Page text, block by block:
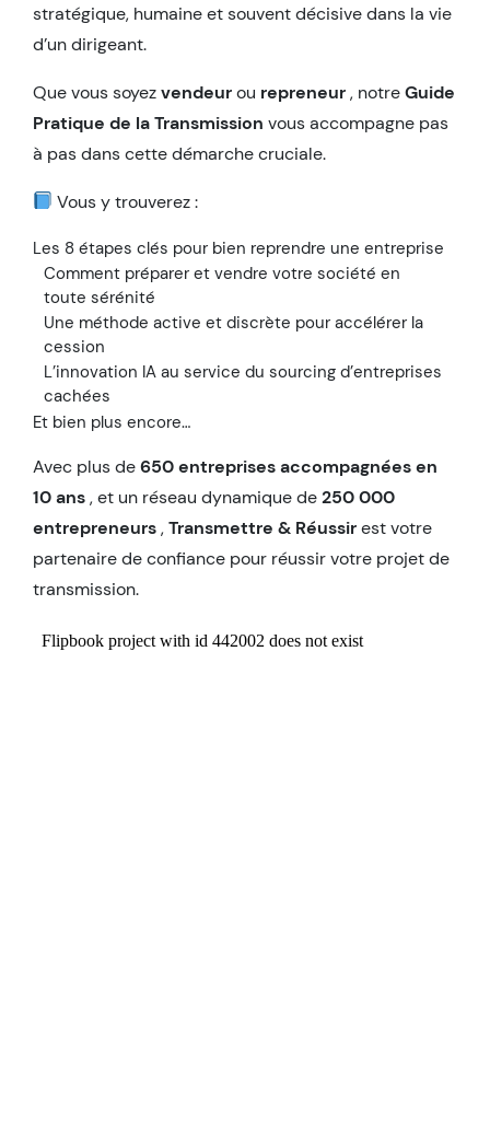
stratégique, humaine et souvent décisive dans la vie
d’un dirigeant.
Que vous soyezvendeurou repreneur, notreGuide
Pratique de la Transmission vous accompagne pas
à pas dans cette démarche cruciale.
Vous y trouverez :
Les 8 étapes clés pour bien reprendre une entreprise
Comment préparer et vendre votre société en
toute sérénité
Une méthode active et discrète pour accélérer la
cession
L’innovation IA au service du sourcing d’entreprises
cachées
Et bien plus encore…
Avec plus de650 entreprises accompagnées en
10 ans, et un réseau dynamique de250 000
entrepreneurs,Transmettre & Réussirest votre
partenaire de confiance pour réussir votre projet de
transmission.